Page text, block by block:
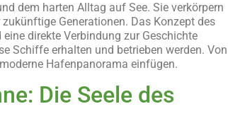
dem harten Alltag auf See. Sie verkörpern
Generationen. Das Konzept des
direkte Verbindung zur Geschichte
Schiffe erhalten und betrieben werden. Von
Hafenpanorama einfügen.
Die Seele des